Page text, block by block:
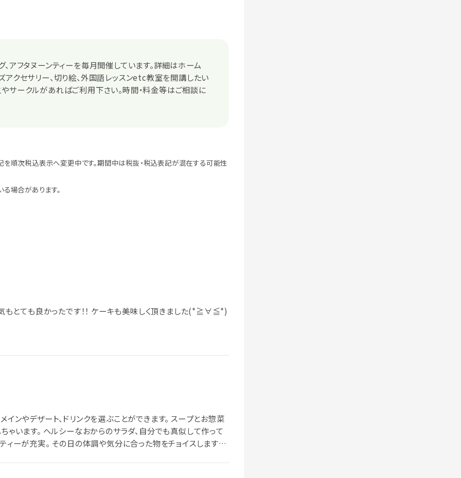
、アフタヌーンティーを毎月開催しています。詳細はホーム
アクセサリー、切り絵、外国語レッスンetc教室を開講したい
サークルがあればご利用下さい。時間・料金等はご相談に
順次税込表示へ変更中です。期間中は税抜・税込表記が混在する可能性
場合があります。
とても良かったです！！ ケーキも美味しく頂きました(*≧∀≦*)
ンやデザート、ドリンクを選ぶことができます。 スープとお惣菜
ゃいます。 ヘルシーなおからのサラダ、自分でも真似して作って
ィーが充実。 その日の体調や気分に合った物をチョイスします。